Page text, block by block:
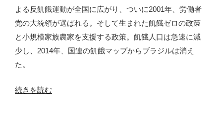
し
に
行
っ
た？”
よる反飢餓運動が全国に広がり、ついに2001年、労働者
党の大統領が選ばれる。そして生まれた飢餓ゼロの政策
と小規模家族農家を支援する政策。飢餓人口は急速に減
少し、2014年、国連の飢餓マップからブラジルは消え
た。
“ブ
続きを読む